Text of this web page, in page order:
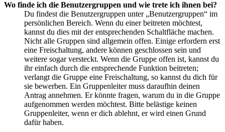
Wo finde ich die Benutzergruppen und wie trete ich ihnen bei?
Du findest die Benutzergruppen unter „Benutzergruppen“ im
persönlichen Bereich. Wenn du einer beitreten möchtest,
kannst du dies mit der entsprechenden Schaltfläche machen.
Nicht alle Gruppen sind allgemein offen. Einige erfordern erst
eine Freischaltung, andere können geschlossen sein und
weitere sogar versteckt. Wenn die Gruppe offen ist, kannst du
ihr einfach durch die entsprechende Funktion beitreten;
verlangt die Gruppe eine Freischaltung, so kannst du dich für
sie bewerben. Ein Gruppenleiter muss daraufhin deinen
Antrag annehmen. Er könnte fragen, warum du in die Gruppe
aufgenommen werden möchtest. Bitte belästige keinen
Gruppenleiter, wenn er dich ablehnt, er wird einen Grund
dafür haben.